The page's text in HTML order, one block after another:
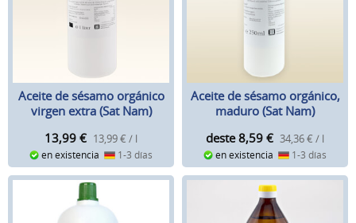
Aceite de sésamo orgánico
virgen extra (Sat Nam)
13,99 € 13,99 € / l
en existencia 1-3 días
Aceite de sésamo orgánico,
maduro (Sat Nam)
deste 8,59 € 34,36 € / l
en existencia 1-3 días